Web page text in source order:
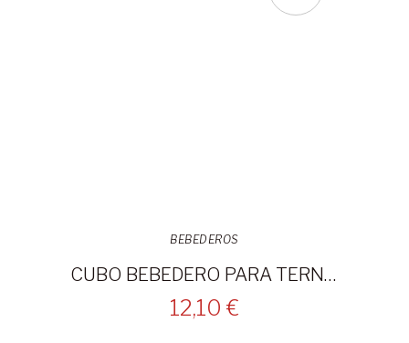
BEBEDEROS
CUBO BEBEDERO PARA TERNEROS -144
12,10 €